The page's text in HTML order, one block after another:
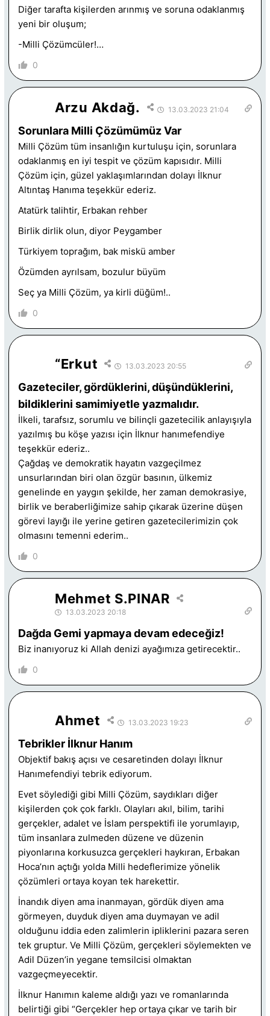
Diğer tarafta kişilerden arınmış ve soruna odaklanmış
yeni bir oluşum;
-Milli Çözümcüler!…
0
Arzu Akdağ. 13.03.2023 21:04
Sorunlara Milli Çözümümüz Var
Milli Çözüm tüm insanlığın kurtuluşu için, sorunlara
odaklanmış en iyi tespit ve çözüm kapısıdır. Milli
Çözüm için, güzel yaklaşımlarından dolayı İlknur
Altıntaş Hanıma teşekkür ederiz.
Atatürk talihtir, Erbakan rehber
Birlik dirlik olun, diyor Peygamber
Türkiyem toprağım, bak miskü amber
Özümden ayrılsam, bozulur büyüm
Seç ya Milli Çözüm, ya kirli düğüm!..
0
“Erkut 13.03.2023 20:55
Gazeteciler, gördüklerini, düşündüklerini,
bildiklerini samimiyetle yazmalıdır.
İlkeli, tarafsız, sorumlu ve bilinçli gazetecilik anlayışıyla
yazılmış bu köşe yazısı için İlknur hanımefendiye
teşekkür ederiz..
Çağdaş ve demokratik hayatın vazgeçilmez
unsurlarından biri olan özgür basının, ülkemiz
genelinde en yaygın şekilde, her zaman demokrasiye,
birlik ve beraberliğimize sahip çıkarak üzerine düşen
görevi layığı ile yerine getiren gazetecilerimizin çok
olmasını temenni ederim..
0
Mehmet S.PINAR
13.03.2023 20:18
Dağda Gemi yapmaya devam edeceğiz!
Biz inanıyoruz ki Allah denizi ayağımıza getirecektir..
0
Ahmet 13.03.2023 19:23
Tebrikler İlknur Hanım
Objektif bakış açısı ve cesaretinden dolayı İlknur
Hanımefendiyi tebrik ediyorum.
Evet söylediği gibi Milli Çözüm, saydıkları diğer
kişilerden çok çok farklı. Olayları akıl, bilim, tarihi
gerçekler, adalet ve İslam perspektifi ile yorumlayıp,
tüm insanlara zulmeden düzene ve düzenin
piyonlarına korkusuzca gerçekleri haykıran, Erbakan
Hoca’nın açtığı yolda Milli hedeflerimize yönelik
çözümleri ortaya koyan tek harekettir.
İnandık diyen ama inanmayan, gördük diyen ama
görmeyen, duyduk diyen ama duymayan ve adil
olduğunu iddia eden zalimlerin ipliklerini pazara seren
tek gruptur. Ve Milli Çözüm, gerçekleri söylemekten ve
Adil Düzen’in yegane temsilcisi olmaktan
vazgeçmeyecektir.
İlknur Hanımın kaleme aldığı yazı ve romanlarında
belirtiği gibi “Gerçekler hep ortaya çıkar ve tarih bir